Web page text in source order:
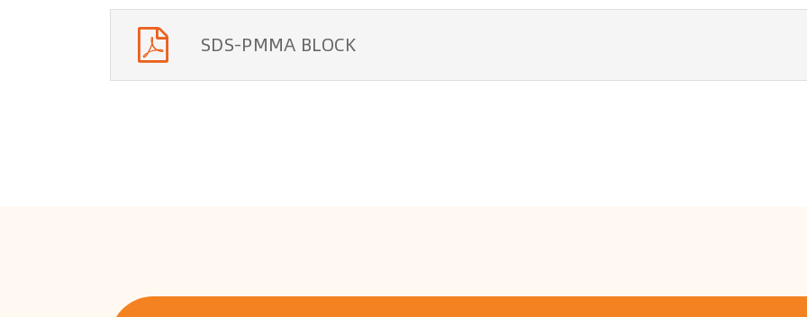
SDS-PMMA BLOCK